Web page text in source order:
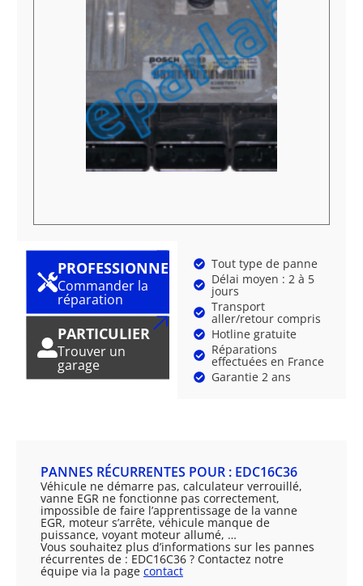
PROFESSIONNEL
Commander la
réparation
PARTICULIER
Trouver un
garage
Tout type de panne
Délai moyen : 2 à 5
jours
Transport
aller/retour compris
Hotline gratuite
Réparations
effectuées en France
Garantie 2 ans
PANNES RÉCURRENTES POUR : EDC16C36
Véhicule ne démarre pas, calculateur verrouillé,
vanne EGR ne fonctionne pas correctement,
impossible de faire l’apprentissage de la vanne
EGR, moteur s’arrête, véhicule manque de
puissance, voyant moteur allumé, …
Vous souhaitez plus d’informations sur les pannes
récurrentes de : EDC16C36 ? Contactez notre
équipe via la page contact